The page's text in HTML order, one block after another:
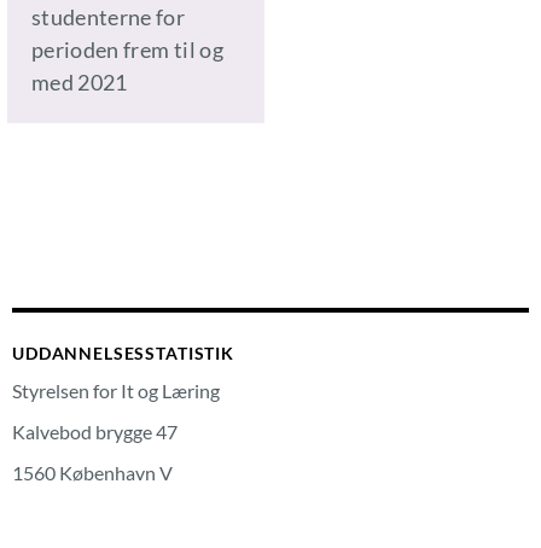
studenterne for
perioden frem til og
med 2021
UDDANNELSESSTATISTIK
Styrelsen for It og Læring
Kalvebod brygge 47
1560 København V